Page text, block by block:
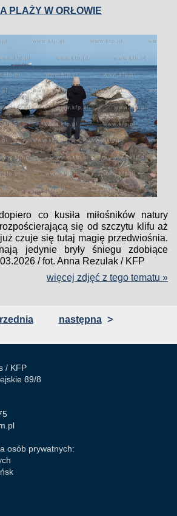
PLAŻY W ORŁOWIE
co kusiła miłośników natury
się od szczytu klifu aż
czuje się tutaj magię przedwiośnia.
jedynie bryły śniegu zdobiące
/ fot. Anna Rezulak / KFP
więcej zdjęć z tego tematu »
następna >
/ KFP
89/8
osób prywatnych: